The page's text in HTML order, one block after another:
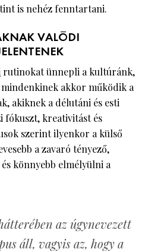
is nehéz fenntartani.
VALÓDI
rutinokat ünnepli a kultúránk,
akkor működik a
akiknek a délutáni és esti
fókuszt, kreativitást és
szerint ilyenkor a külső
a zavaró tényező,
könnyebb elmélyülni a
az úgynevezett
áll, vagyis az, hogy a